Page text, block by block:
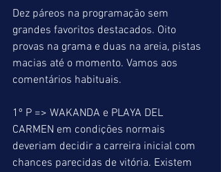
Dez páreos na programação sem
grandes favoritos destacados. Oito
provas na grama e duas na areia, pistas
macias até o momento. Vamos aos
comentários habituais.
1º P => WAKANDA e PLAYA DEL
CARMEN em condições normais
deveriam decidir a carreira inicial com
chances parecidas de vitória. Existem